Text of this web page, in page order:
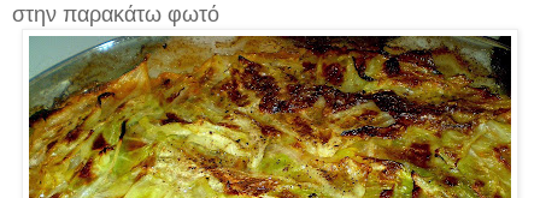
στην παρακάτω φωτό